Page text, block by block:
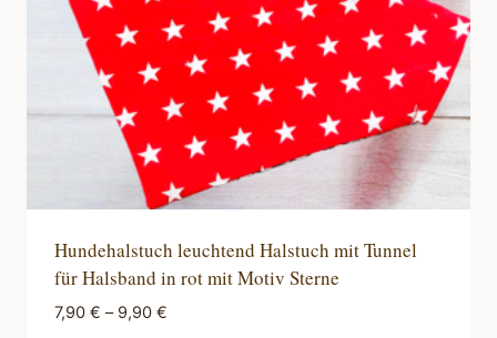
der
Produktseite
gewählt
werden
Hundehalstuch leuchtend Halstuch mit Tunnel
für Halsband in rot mit Motiv Sterne
7,90 € – 9,90 €